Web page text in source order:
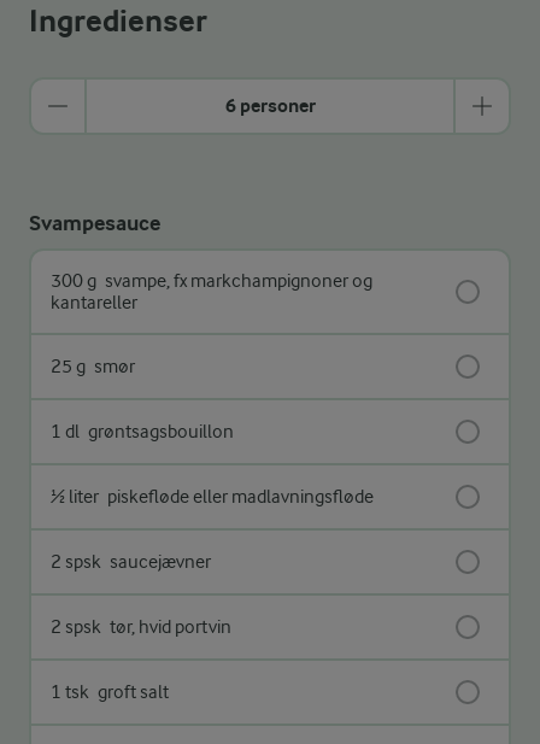
Ingredienser
6 personer
Svampesauce
300 g svampe, fx markchampignoner og
kantareller
25 g smør
1 dl grøntsagsbouillon
½ liter piskefløde eller madlavningsfløde
2 spsk saucejævner
2 spsk tør, hvid portvin
1 tsk groft salt